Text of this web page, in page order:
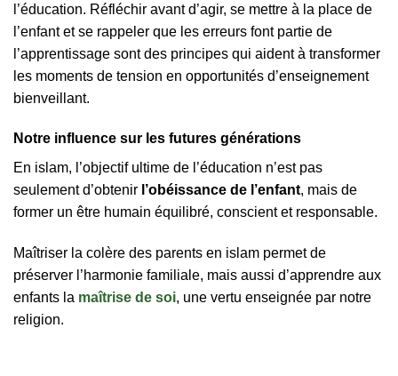
l’éducation. Réfléchir avant d’agir, se mettre à la place de
l’enfant et se rappeler que les erreurs font partie de
l’apprentissage sont des principes qui aident à transformer
les moments de tension en opportunités d’enseignement
bienveillant.
Notre influence sur les futures générations
En islam, l’objectif ultime de l’éducation n’est pas
seulement d’obtenir l’obéissance de l’enfant, mais de
former un être humain équilibré, conscient et responsable.
Maîtriser la colère des parents en islam permet de
préserver l’harmonie familiale, mais aussi d’apprendre aux
enfants la maîtrise de soi, une vertu enseignée par notre
religion.